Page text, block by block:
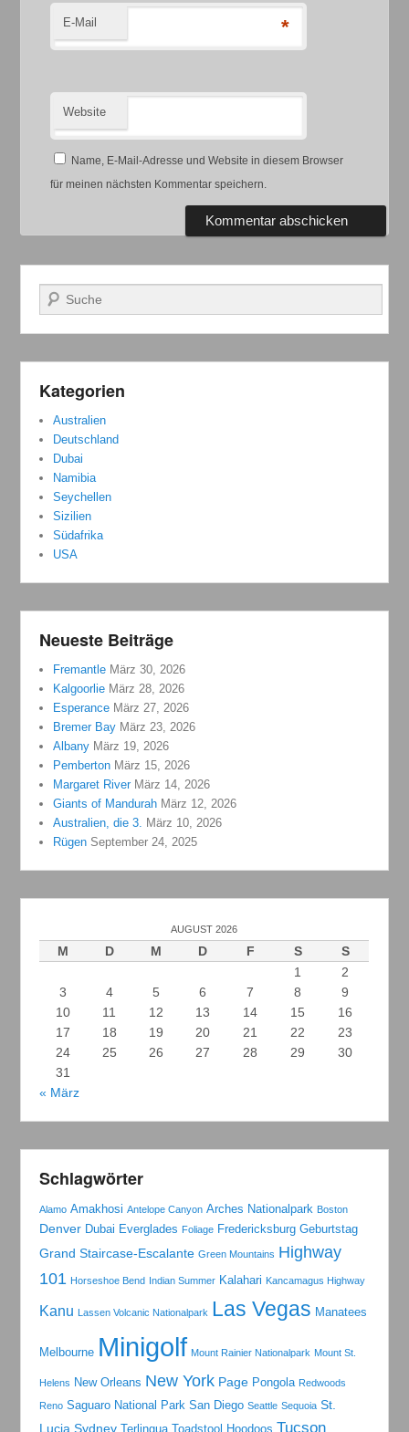
E-Mail *
Website
Name, E-Mail-Adresse und Website in diesem Browser
für meinen nächsten Kommentar speichern.
Suchen
Kategorien
Australien
Deutschland
Dubai
Namibia
Seychellen
Sizilien
Südafrika
USA
Neueste Beiträge
Fremantle März 30, 2026
Kalgoorlie März 28, 2026
Esperance März 27, 2026
Bremer Bay März 23, 2026
Albany März 19, 2026
Pemberton März 15, 2026
Margaret River März 14, 2026
Giants of Mandurah März 12, 2026
Australien, die 3. März 10, 2026
Rügen September 24, 2025
AUGUST 2026
M D M D F S
S
1
2
3
4 5 6 7 8
9
10
11 12 13 14 15
16
17
18 19 20 21 22
23
24
25 26 27 28 29
30
31
« März
Schlagwörter
Alamo Amakhosi Antelope Canyon Arches Nationalpark Boston
Denver Dubai Everglades Foliage Fredericksburg Geburtstag
Grand Staircase-Escalante Green Mountains Highway
101 Horseshoe Bend Indian Summer Kalahari Kancamagus Highway
Kanu Lassen Volcanic Nationalpark Las Vegas Manatees
Melbourne Minigolf Mount Rainier Nationalpark Mount St.
Helens New Orleans New York Page Pongola Redwoods
Reno Saguaro National Park San Diego Seattle Sequoia St.
Lucia Sydney Terlingua Toadstool Hoodoos Tucson